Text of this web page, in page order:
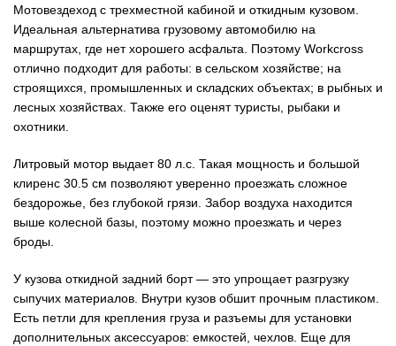
Мотовездеход с трехместной кабиной и откидным кузовом.
Идеальная альтернатива грузовому автомобилю на
маршрутах, где нет хорошего асфальта. Поэтому Workcross
отлично подходит для работы: в сельском хозяйстве; на
строящихся, промышленных и складских объектах; в рыбных и
лесных хозяйствах. Также его оценят туристы, рыбаки и
охотники.
Литровый мотор выдает 80 л.с. Такая мощность и большой
клиренс 30.5 см позволяют уверенно проезжать сложное
бездорожье, без глубокой грязи. Забор воздуха находится
выше колесной базы, поэтому можно проезжать и через
броды.
У кузова откидной задний борт — это упрощает разгрузку
сыпучих материалов. Внутри кузов обшит прочным пластиком.
Есть петли для крепления груза и разъемы для установки
дополнительных аксессуаров: емкостей, чехлов. Еще для